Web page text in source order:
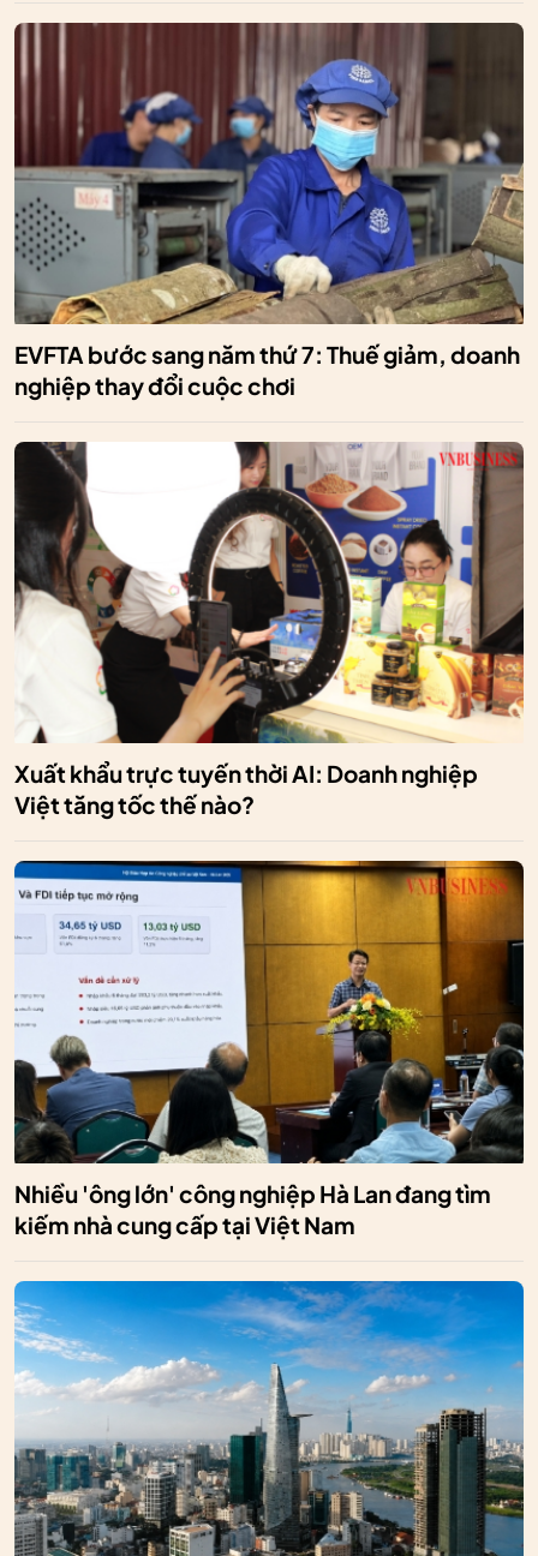
EVFTA bước sang năm thứ 7: Thuế giảm, doanh
nghiệp thay đổi cuộc chơi
Xuất khẩu trực tuyến thời AI: Doanh nghiệp
Việt tăng tốc thế nào?
Nhiều 'ông lớn' công nghiệp Hà Lan đang tìm
kiếm nhà cung cấp tại Việt Nam